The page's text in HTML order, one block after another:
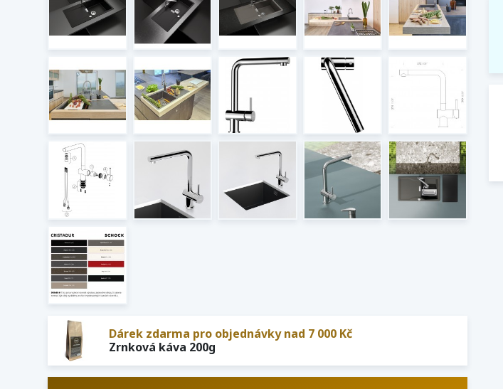
Dárek zdarma pro objednávky nad 7 000 Kč
Zrnková káva 200g